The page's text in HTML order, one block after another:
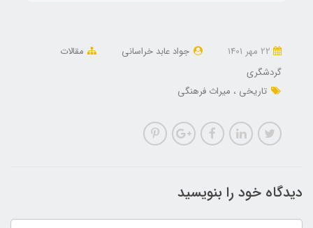
جواد عابد خراسانی
مقالات
گردشگری
تاریخی
میراث فرهنگی
دیدگاه خود را بنویسید